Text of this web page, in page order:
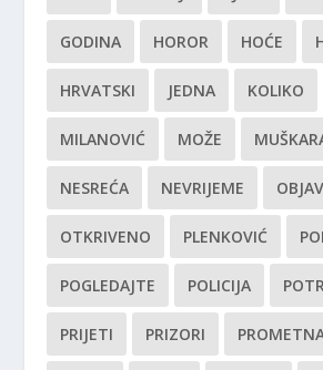
GODINA HOROR HOĆE
HRVATSKI JEDNA KOLIKO
MILANOVIĆ MOŽE
NESREĆA NEVRIJEME
OTKRIVENO PLENKOVIĆ
POGLEDAJTE POLICIJA
PRIJETI PRIZORI